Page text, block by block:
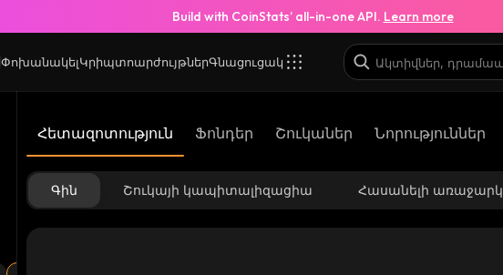
Build with CoinStats’ all-in-one API. Learn more
ՓոխանակելԿրիպտոարժույթներԳնացուցակ
Հետազոտություն Ֆոնդեր Շուկաներ Նորություններ
Գին Շուկայի կապիտալիզացիա Հասանելի առաջարկ